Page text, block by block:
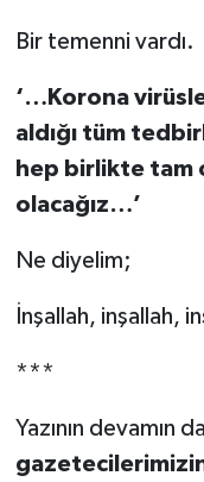
Bir temenni vardı.
‘…Korona
aldığı tüm
hep birlikte tam
olacağız…’
Ne diyelim;
İnşallah, inşallah,
***
Yazının devamın